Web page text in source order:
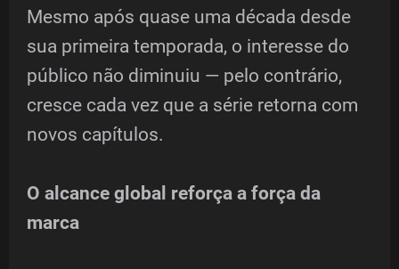
Mesmo após quase uma década desde
sua primeira temporada, o interesse do
público não diminuiu — pelo contrário,
cresce cada vez que a série retorna com
novos capítulos.
O alcance global reforça a força da
marca